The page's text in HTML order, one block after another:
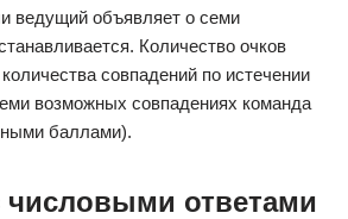
ведущий объявляет о семи
Количество очков
совпадений по истечении
возможных совпадениях команда
баллами).
ответами